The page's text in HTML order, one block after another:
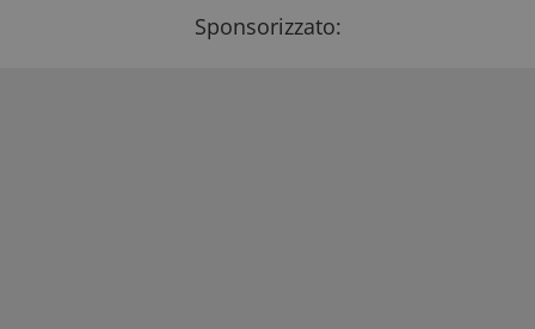
Sponsorizzato: